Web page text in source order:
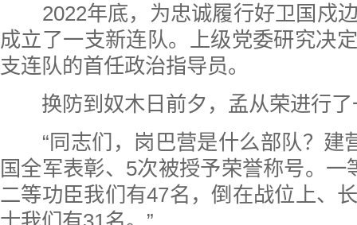
2022年底，为忠诚履行好卫国戍
成立了一支新连队。上级党委研究决
支连队的首任政治指导员。
换防到奴木日前夕，孟从荣进行
“同志们，岗巴营是什么部队？建
国全军表彰、5次被授予荣誉称号。一
二等功臣我们有47名，倒在战位上、